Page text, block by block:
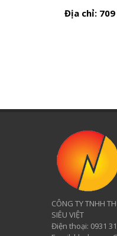
Địa chỉ:
CÔNG TY TNHH
SIÊU VIỆT
​Điện thoại: 0931